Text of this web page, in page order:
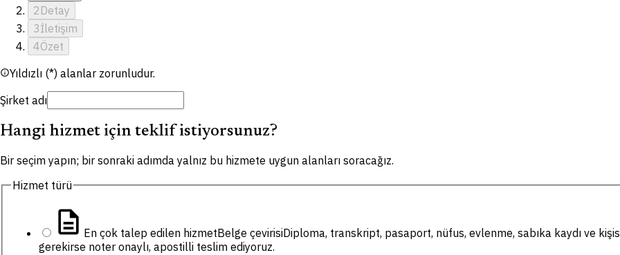
2 Detay
3İletişim
4Özet
infoYıldızlı (*) alanlar zorunludur.
Şirket adı
Hangi hizmet için teklif istiyorsunuz?
Bir seçim yapın; bir sonraki adımda yalnız bu hizmete uygun alanları soracağız.
Hizmet türü
description En çok talep edilen hizmetBelge çevirisiDiploma, transkript, pasaport, nüfus, evlenme, sabıka kaydı ve
gerekirse noter onaylı, apostilli teslim ediyoruz.